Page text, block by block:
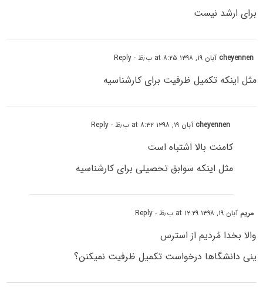
برای ارشد نیست
cheyennen آبان ۱۹, ۱۳۹۸ at ۸:۲۵ ب٫ظ - Reply
مثل اینکه تکمیل ظرفیت برای کارشناسیه
cheyennen آبان ۱۹, ۱۳۹۸ at ۸:۳۲ ب٫ظ - Reply
کامنت بالا اشتباه است
مثل اینکه سوابق تحصیلی برای کارشناسیه
مریم آبان ۱۹, ۱۳۹۸ at ۱۲:۲۹ ب٫ظ - Reply
والا بخدا مُردیم از استرس
ینی دانشگاها درخواست تکمیل ظرفیت نمیکنن؟